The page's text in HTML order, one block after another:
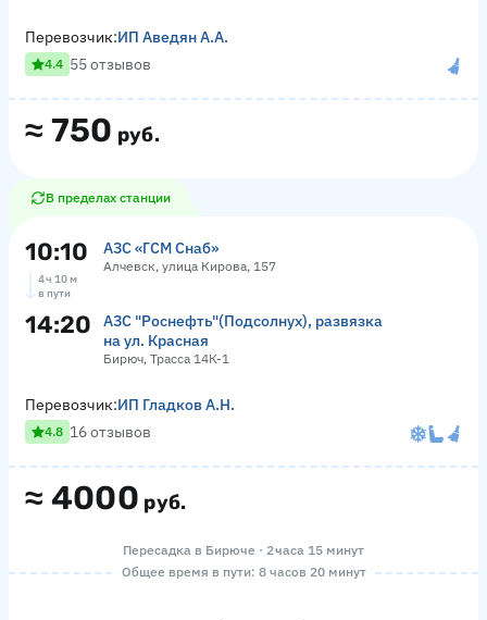
≈ 750 руб.
Перевозчик:ИП Аведян А.А.
4.4 55 отзывов
В пределах станции
10:10 АЗС «ГСМ Снаб»
Алчевск, улица Кирова, 157
4 ч 10 м
в пути
14:20
АЗС "Роснефть"(Подсолнух), развязка
на ул. Красная
Бирюч, Трасса 14К-1
≈ 4000 руб.
Перевозчик:ИП Гладков А.Н.
4.8 16 отзывов
Пересадка в Бирюче · 2 часа 15 минут
Общее время в пути: 8 часов 20 минут